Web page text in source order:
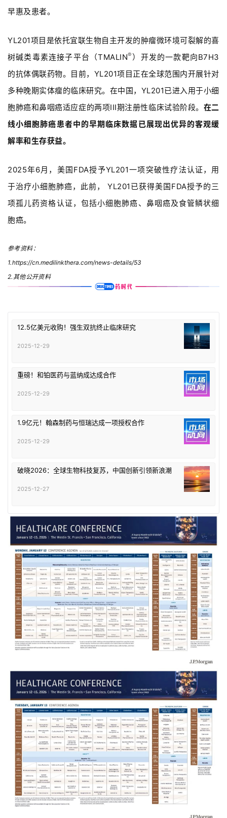
首
页
药
资
讯
视
频
专
精
彩
活
动
D
投
融
资
早惠及患者。
YL201项目是依托宜联生物自主开发的肿瘤微环境可裂解的喜
树碱类毒素连接子平台（TMALIN® ）开发的一款靶向B7H3
的抗体偶联药物。目前，YL201项目正在全球范围内开展针对
多种晚期实体瘤的临床研究。在中国，YL201已进入用于小细
胞肺癌和鼻咽癌适应症的两项III期注册性临床试验阶段。 在二
线小细胞肺癌患者中的早期临床数据已展现出优异的客观缓
解率和生存获益。
2025年6月，美国FDA授予YL201一项突破性疗法认证，用
于治疗小细胞肺癌，此前， YL201 已获得美国FDA授予的三
项孤儿药资格认证 ，包括小细胞肺癌、鼻咽癌及食管鳞状细
胞癌。
参考资料：
1.https://cn.medilinkthera.com/news-details/53
2.其他公开资料
12.5亿美元收购！强生双抗终止临床研究
2025-12-29
重磅！和铂医药与蓝纳成达成合作
2025-12-29
1.9亿元！翰森制药与恒瑞达成一项授权合作
2025-12-29
破晓2026：全球生物科技复苏，中国创新引领新浪潮
2025-12-27